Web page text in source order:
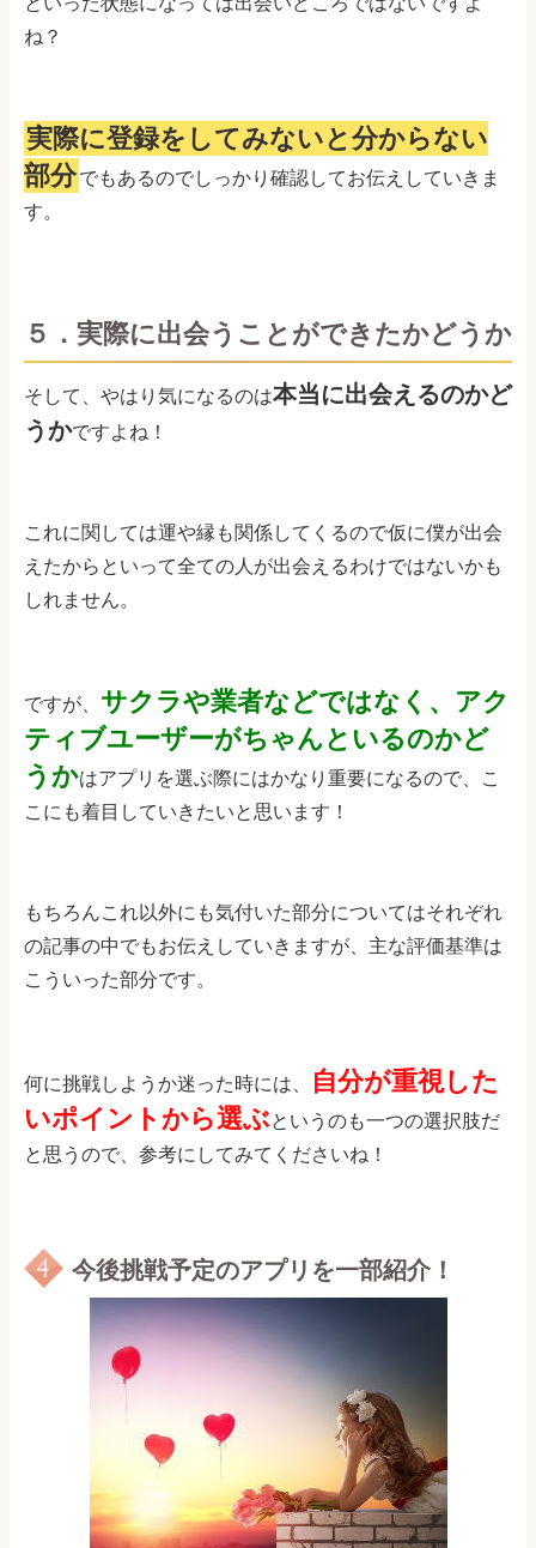
ね？
実際に登録をしてみないと分からない
部分でもあるのでしっかり確認してお伝えしていきま
す。
５．実際に出会うことができたかどうか
そして、やはり気になるのは本当に出会えるのかど
うかですよね！
これに関しては運や縁も関係してくるので仮に僕が出会
えたからといって全ての人が出会えるわけではないかも
しれません。
ですが、 サクラや業者などではなく、アク
ティブユーザーがちゃんといるのかど
うかはアプリを選ぶ際にはかなり重要になるので、こ
こにも着目していきたいと思います！
もちろんこれ以外にも気付いた部分についてはそれぞれ
の記事の中でもお伝えしていきますが、主な評価基準は
こういった部分です。
何に挑戦しようか迷った時には、
自分が重視した
いポイントから選ぶというのも一つの選択肢だ
と思うので、参考にしてみてくださいね！
今後挑戦予定のアプリを一部紹介！